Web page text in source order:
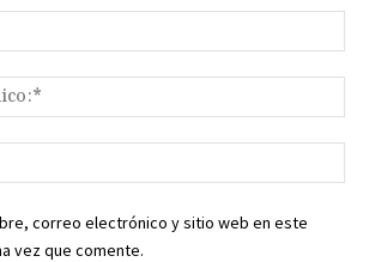
correo electrónico y sitio web en este
vez que comente.